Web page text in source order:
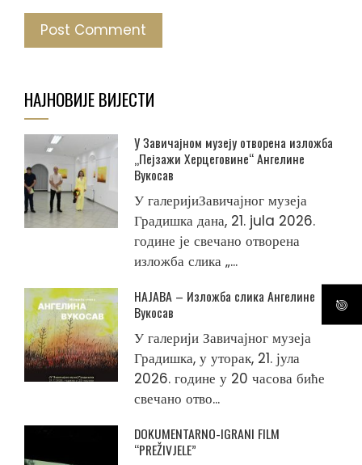
НАЈНОВИЈЕ ВИЈЕСТИ
У Завичајном музеју отворена изложба
„Пејзажи Херцеговине“ Ангелине
Вукосав
У галеријиЗавичајног музеја
Градишка дана, 21. jula 2026.
године је свечано отворена
изложба слика „...
НАЈАВА – Изложба слика Ангелине
Вукосав
У галерији Завичајног музеја
Градишка, у уторак, 21. јула
2026. године у 20 часова биће
свечано отво...
DOKUMENTARNO-IGRANI FILM
“PREŽIVJELE”